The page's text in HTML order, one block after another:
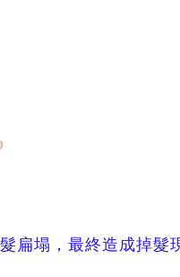
扁塌，最終造成掉髮